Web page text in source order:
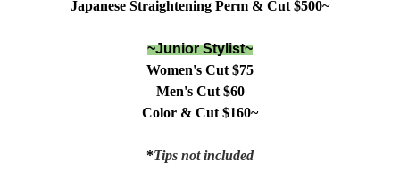
Japanese Straightening Perm & Cut $500~
~Junior Stylist~
Women's Cut $75
Men's Cut $60
Color & Cut $160~
*Tips not included